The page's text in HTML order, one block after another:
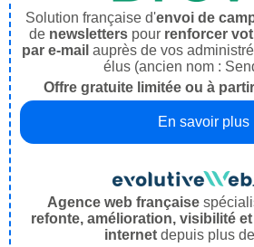
Solution française d'envoi de
de newsletters pour renforcer
par e-mail auprès de vos
élus (ancien nom :
Offre gratuite limitée ou à
En savoir plus
Agence web française
refonte, amélioration, visibilité
internet depuis plus